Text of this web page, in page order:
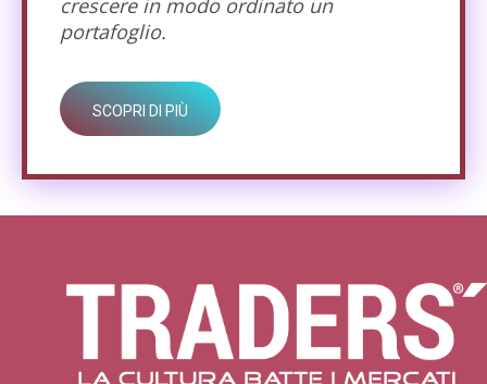
crescere in modo ordinato un
portafoglio.
SCOPRI DI PIÙ